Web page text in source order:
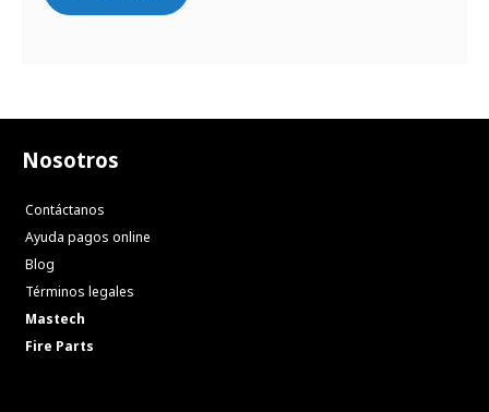
Nosotros
Contáctanos
Ayuda pagos online
Blog
Términos legales
Mastech
Fire Parts